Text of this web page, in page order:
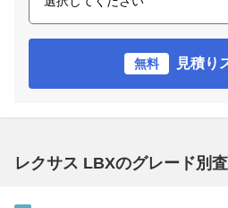
無料 見積り
レクサス LBXのグレード別